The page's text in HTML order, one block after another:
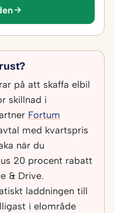
på att skaffa elbil
skillnad i
Fortum
med kvartspris
när du
20 procent rabatt
& Drive.
laddningen till
i elområde